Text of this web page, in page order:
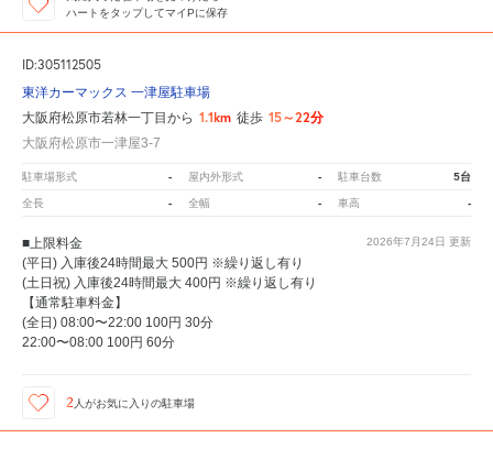
ハートをタップしてマイPに保存
ID:305112505
東洋カーマックス 一津屋駐車場
大阪府松原市若林一丁目から 1.1km 徒歩 15～22分
大阪府松原市一津屋3-7
駐車場形式 - 屋内外形式 - 駐車台数 5台
全長 - 全幅 - 車高 -
2026年7月24日 更新
■上限料金
(平日) 入庫後24時間最大 500円 ※繰り返し有り
(土日祝) 入庫後24時間最大 400円 ※繰り返し有り
【通常駐車料金】
(全日) 08:00〜22:00 100円 30分
22:00〜08:00 100円 60分
2 人がお気に入りの駐車場